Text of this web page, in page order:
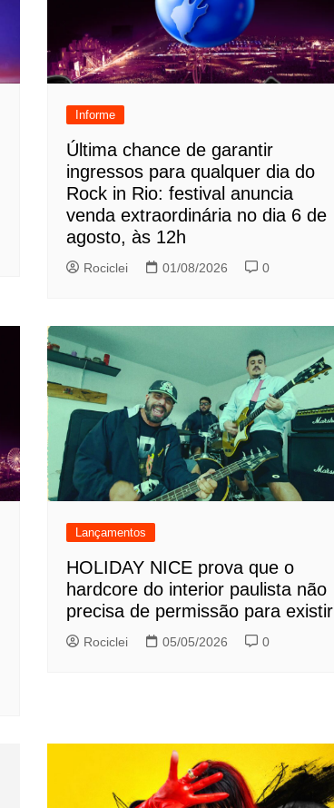
Informe
Última chance de garantir
ingressos para qualquer dia do
Rock in Rio: festival anuncia
venda extraordinária no dia 6 de
agosto, às 12h
Rociclei 01/08/2026 0
Lançamentos
HOLIDAY NICE prova que o
hardcore do interior paulista não
precisa de permissão para existir
Rociclei 05/05/2026 0